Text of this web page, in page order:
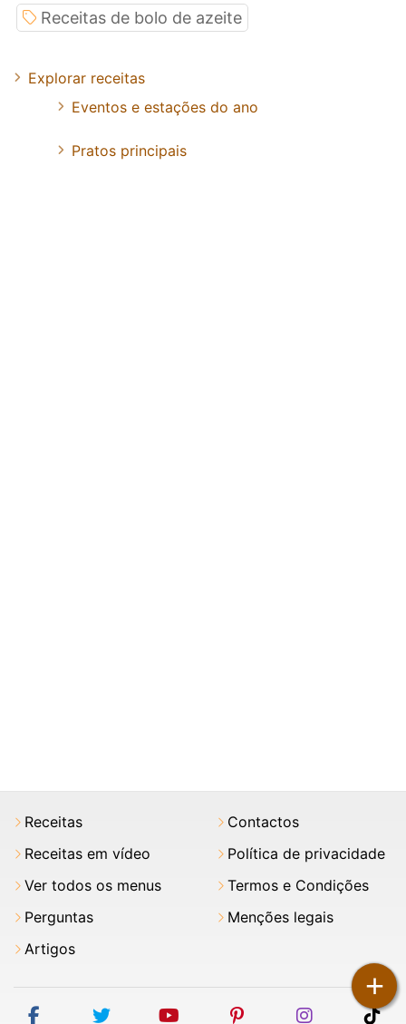
+
Receitas de bolo de azeite
Explorar receitas
Eventos e estações do ano
Pratos principais
Receitas
Receitas em vídeo
Ver todos os menus
Perguntas
Artigos
Contactos
Política de privacidade
Termos e Condições
Menções legais
facebooktwitter youtubepinterestinstagram